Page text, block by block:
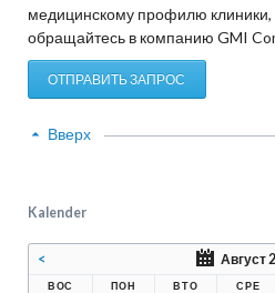
медицинскому профилю клиники,
обращайтесь в компанию GMI
ОТПРАВИТЬ ЗАПРОС
Вверх
Kalender
< Август
ВОС ПОН ВТО СРЕ